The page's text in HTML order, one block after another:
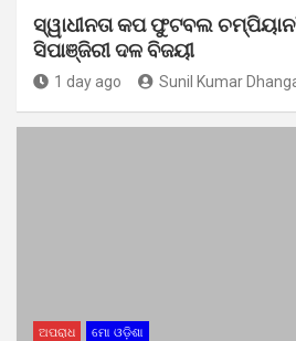
ସ୍ୱାଧୀନତା କପ ଫୁଟବଲ
ସିପାଞ୍ଜିରୀ ଦଳ ବିଜୟୀ
1 day ago Sunil Kumar
ଅପରାଧ ମୋ ଓଡ଼ିଶା